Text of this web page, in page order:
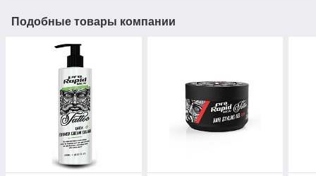
Подобные товары компании